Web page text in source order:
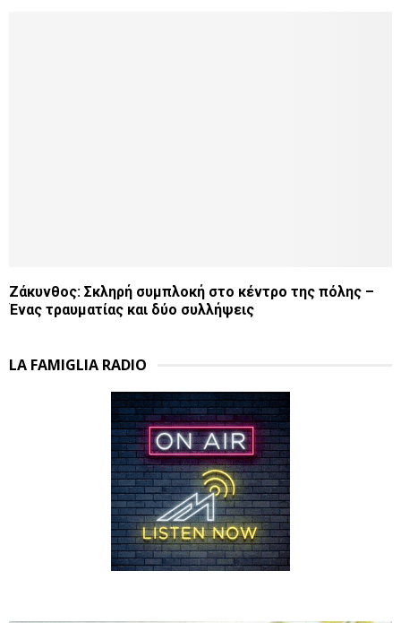
Ζάκυνθος: Σκληρή συμπλοκή στο κέντρο της πόλης –
Ένας τραυματίας και δύο συλλήψεις
LA FAMIGLIA RADIO